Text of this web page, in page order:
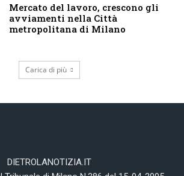
Mercato del lavoro, crescono gli
avviamenti nella Città
metropolitana di Milano
Carica di più
DIETROLANOTIZIA.IT